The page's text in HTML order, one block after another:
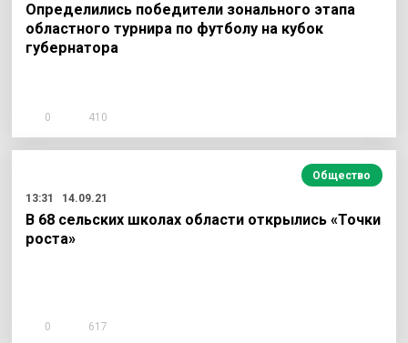
Определились победители зонального этапа
областного турнира по футболу на кубок
губернатора
0 410
Общество
13:31
14.09.21
В 68 сельских школах области открылись «Точки
роста»
0 617